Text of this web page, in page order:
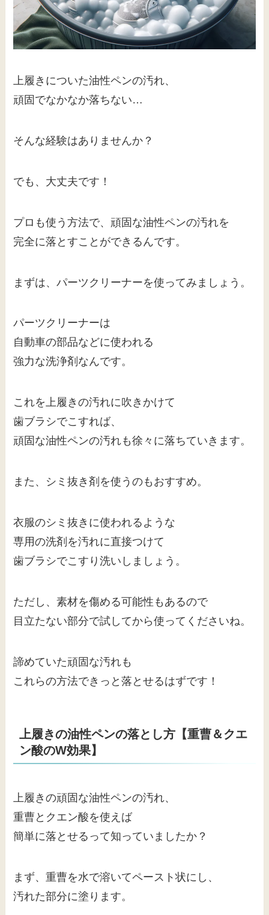
上履きについた油性ペンの汚れ、
頑固でなかなか落ちない…
そんな経験はありませんか？
でも、大丈夫です！
プロも使う方法で、頑固な油性ペンの汚れを
完全に落とすことができるんです。
まずは、パーツクリーナーを使ってみましょう。
パーツクリーナーは
自動車の部品などに使われる
強力な洗浄剤なんです。
これを上履きの汚れに吹きかけて
歯ブラシでこすれば、
頑固な油性ペンの汚れも徐々に落ちていきます。
また、シミ抜き剤を使うのもおすすめ。
衣服のシミ抜きに使われるような
専用の洗剤を汚れに直接つけて
歯ブラシでこすり洗いしましょう。
ただし、素材を傷める可能性もあるので
目立たない部分で試してから使ってくださいね。
諦めていた頑固な汚れも
これらの方法できっと落とせるはずです！
上履きの油性ペンの落とし方【重曹＆クエ
ン酸のW効果】
上履きの頑固な油性ペンの汚れ、
重曹とクエン酸を使えば
簡単に落とせるって知っていましたか？
まず、重曹を水で溶いてペースト状にし、
汚れた部分に塗ります。